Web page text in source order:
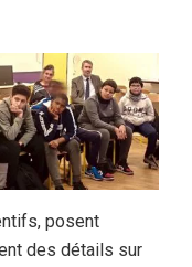
posent
des détails sur